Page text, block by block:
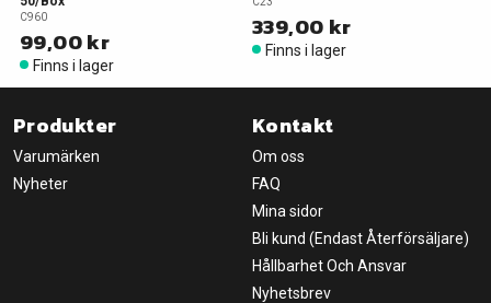
C960
99,00 kr
Finns i lager
339,00 kr
Finns i lager
Produkter
Varumärken
Nyheter
Kontakt
Om oss
FAQ
Mina sidor
Bli kund (Endast Återförsäljare)
Hållbarhet Och Ansvar
Nyhetsbrev